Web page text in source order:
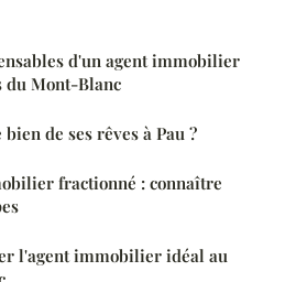
d'un agent immobilier
du Mont-Blanc
de ses rêves à Pau ?
fractionné : connaître
l'agent immobilier idéal au